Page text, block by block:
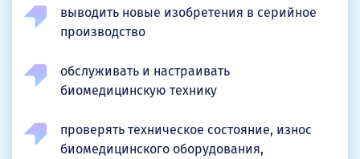
выводить новые изобретения в серийное
производство
обслуживать и настраивать
биомедицинскую технику
проверять техническое состояние, износ
биомедицинского оборудования,